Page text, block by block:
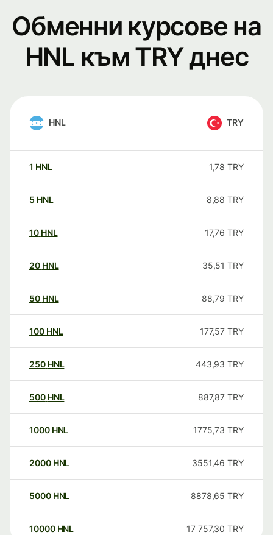
Обменни курсове на
HNL към TRY днес
HNL TRY
1 HNL 1,78 TRY
5 HNL 8,88 TRY
10 HNL 17,76 TRY
20 HNL 35,51 TRY
50 HNL 88,79 TRY
100 HNL 177,57 TRY
250 HNL 443,93 TRY
500 HNL 887,87 TRY
1000 HNL 1775,73 TRY
2000 HNL 3551,46 TRY
5000 HNL 8878,65 TRY
10000 HNL 17 757,30 TRY